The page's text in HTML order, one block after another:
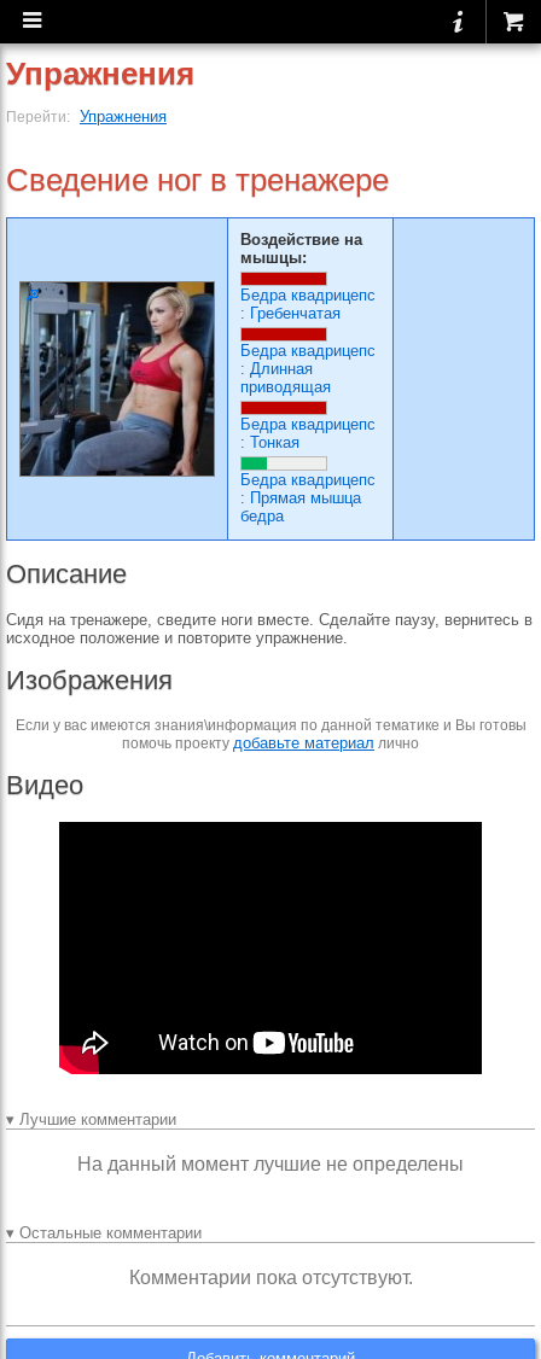
Упражнения
Перейти: Упражнения
Сведение ног в тренажере
Воздействие на
мышцы:
Бедра квадрицепс
: Гребенчатая
Бедра квадрицепс
: Длинная
приводящая
Бедра квадрицепс
: Тонкая
Бедра квадрицепс
: Прямая мышца
бедра
Описание
Сидя на тренажере, сведите ноги вместе. Сделайте паузу, вернитесь в
исходное положение и повторите упражнение.
Изображения
Если у вас имеются знания\информация по данной тематике и Вы готовы
помочь проекту добавьте материал лично
Видео
▾ Лучшие комментарии
На данный момент лучшие не определены
▾ Остальные комментарии
Комментарии пока отсутствуют.